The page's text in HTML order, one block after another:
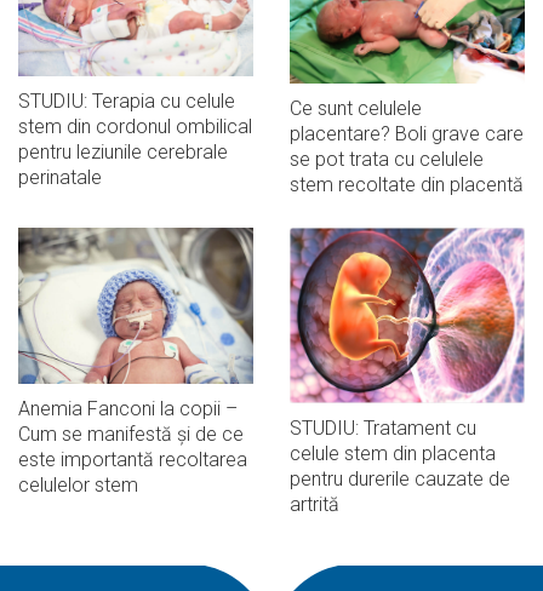
STUDIU: Terapia cu celule
stem din cordonul ombilical
pentru leziunile cerebrale
perinatale
Ce sunt celulele
placentare? Boli grave care
se pot trata cu celulele
stem recoltate din placentă
Anemia Fanconi la copii –
Cum se manifestă și de ce
este importantă recoltarea
celulelor stem
STUDIU: Tratament cu
celule stem din placenta
pentru durerile cauzate de
artrită